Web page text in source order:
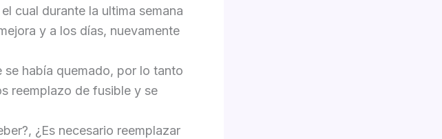
cual durante la ultima semana
y a los días, nuevamente
había quemado, por lo tanto
reemplazo de fusible y se
¿Es necesario reemplazar